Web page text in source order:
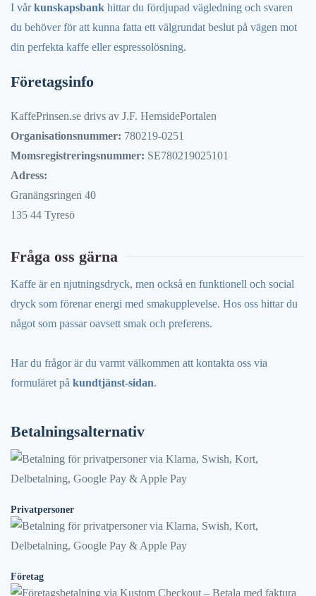
I vårkunskapsbank hittar du fördjupad vägledning och svaren
du behöver för att kunna fatta ett välgrundat beslut på vägen mot
din perfekta kaffe eller espressolösning.
Företagsinfo
KaffePrinsen.se drivs av J.F. HemsidePortalen
Organisationsnummer: 780219-0251
Momsregistreringsnummer: SE780219025101
Adress:
Granängsringen 40
135 44 Tyresö
Fråga oss gärna
Kaffe är en njutningsdryck, men också en funktionell och social
dryck som förenar energi med smakupplevelse. Hos oss hittar du
något som passar oavsett smak och preferens.
Har du frågor är du varmt välkommen att kontakta oss via
formuläret på kundtjänst-sidan.
Betalningsalternativ
Privatpersoner
Företag